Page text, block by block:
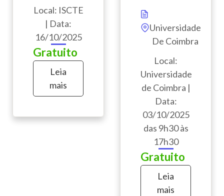
Local: ISCTE
| Data:
16/10/2025
Gratuito
Leia
mais
Universidade
De Coimbra
Local:
Universidade
de Coimbra |
Data:
03/10/2025
das 9h30 às
17h30
Gratuito
Leia
mais